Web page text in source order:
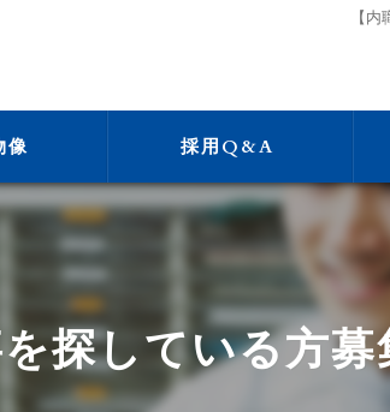
【
像 採用Q&A
探している方